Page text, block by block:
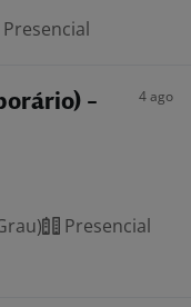
Presencial
-
4 ago
Presencial